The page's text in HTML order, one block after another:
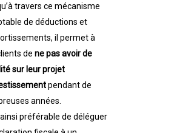
travers ce mécanisme
de déductions et
il permet à
de ne pas avoir de
sur leur projet
pendant de
années.
préférable de déléguer